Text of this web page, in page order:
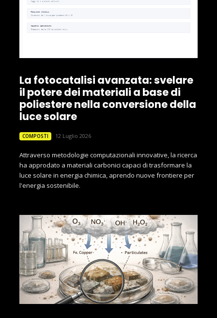
La fotocatalisi avanzata: svelare
il potere dei materiali a base di
poliestere nella conversione della
luce solare
COMPOSTI 12 Luglio 2026
Attraverso metodologie computazionali innovative, la ricerca
ha approdato a materiali carbonici capaci di trasformare la
luce solare in energia chimica, aprendo nuove frontiere per
l'energia sostenibile.